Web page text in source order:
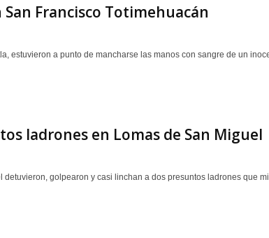
Francisco Totimehuacán
estuvieron a punto de mancharse las manos con sangre de un
ladrones en Lomas de San Miguel
golpearon y casi linchan a dos presuntos ladrones que